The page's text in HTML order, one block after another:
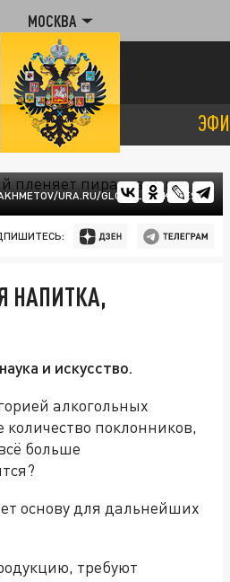
МОСКВА
URA.RU/GLOBALLOOKPRESS
НАПИТКА,
и искусство.
алкогольных
поклонников,
больше
основу для дальнейших
требуют